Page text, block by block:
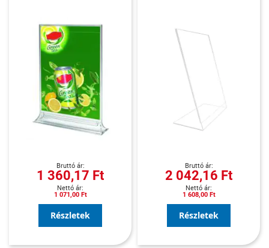
1 360,17 Ft
1 071,00 Ft
Részletek
2 042,16 Ft
1 608,00 Ft
Részletek